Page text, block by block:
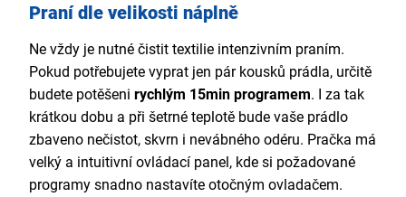
Praní dle velikosti náplně
Ne vždy je nutné čistit textilie intenzivním praním.
Pokud potřebujete vyprat jen pár kousků prádla, určitě
budete potěšeni rychlým 15min programem. I za tak
krátkou dobu a při šetrné teplotě bude vaše prádlo
zbaveno nečistot, skvrn i nevábného odéru. Pračka má
velký a intuitivní ovládací panel, kde si požadované
programy snadno nastavíte otočným ovladačem.